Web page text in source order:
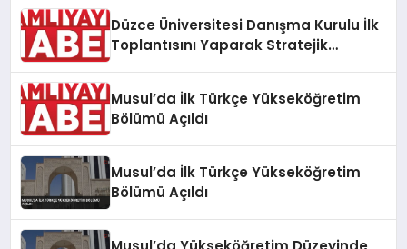
Düzce Üniversitesi Danışma Kurulu İlk
Toplantısını Yaparak Stratejik
Musul’da İlk Türkçe Yükseköğretim
Bölümü Açıldı
Musul’da İlk Türkçe Yükseköğretim
Bölümü Açıldı